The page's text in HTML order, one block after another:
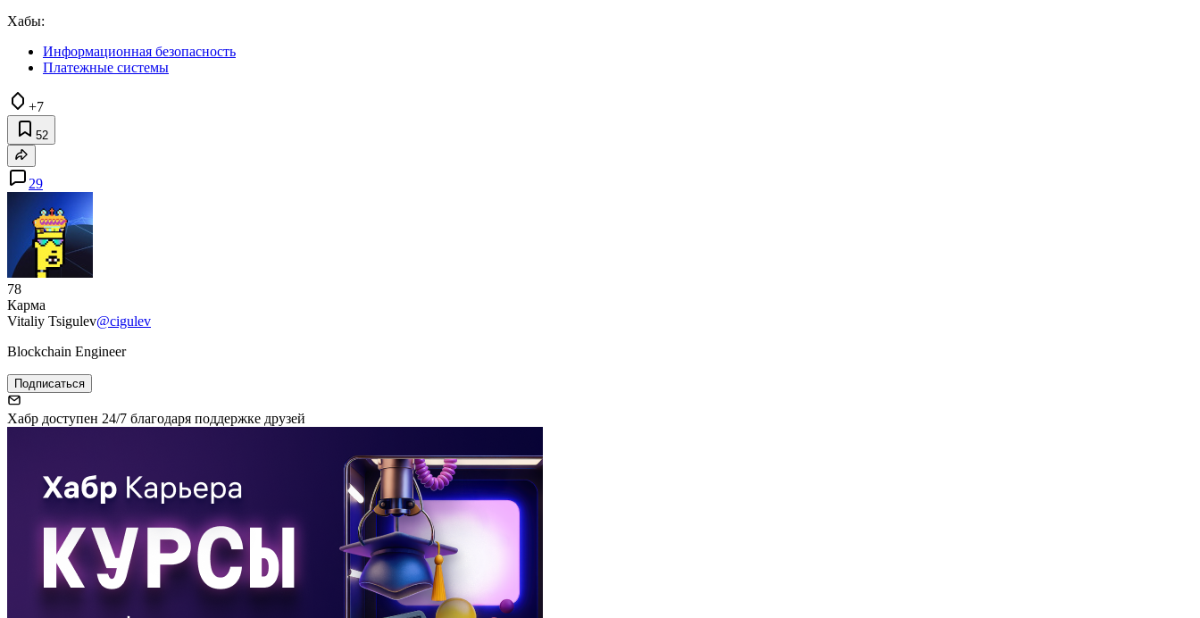
Хабы:
Информационная безопасность
Платежные системы
+7
52
29
78
Карма
Vitaliy Tsigulev@cigulev
Blockchain Engineer
Подписаться
Хабр доступен 24/7 благодаря поддержке друзей